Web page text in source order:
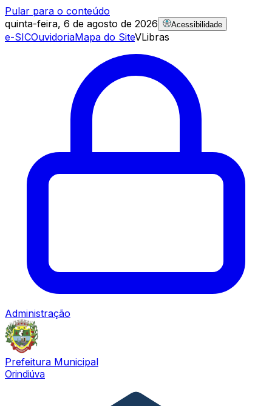
Pular para o conteúdo
quinta-feira, 6 de agosto de 2026
Acessibilidade
e-SICOuvidoriaMapa do SiteVLibras
Administração
Prefeitura Municipal
Orindiúva